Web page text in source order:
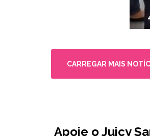
CARREGAR MAIS
Apoie o Juicy